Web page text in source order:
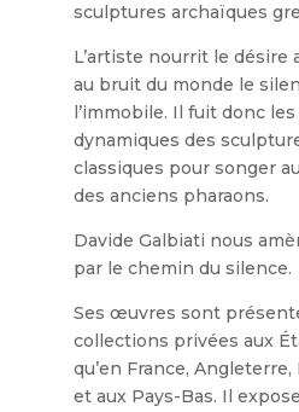
sculptures archaïques
L’artiste nourrit le désire
au bruit du monde le
l’immobile. Il fuit donc
dynamiques des
classiques pour songer
des anciens pharaons.
Davide Galbiati nous
par le chemin du silence.
Ses œuvres sont
collections privées aux
qu’en France,
et aux Pays-Bas. Il